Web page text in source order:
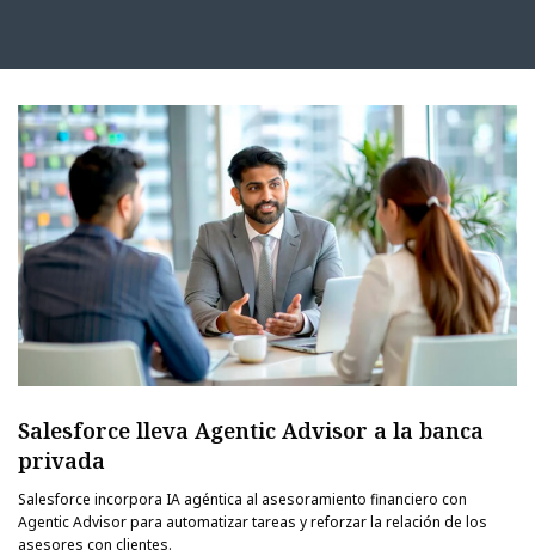
Salesforce lleva Agentic Advisor a la banca
privada
Salesforce incorpora IA agéntica al asesoramiento financiero con
Agentic Advisor para automatizar tareas y reforzar la relación de los
asesores con clientes.